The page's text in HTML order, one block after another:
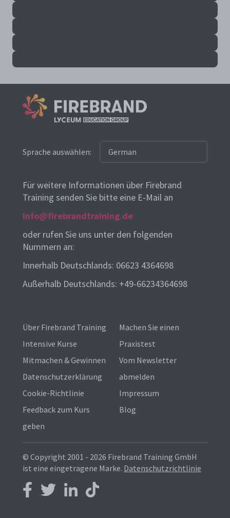
Sprache auswählen:
Für weitere Informationen über Firebrand
Training senden Sie bitte eine E-Mail an
info@firebrandtraining.de
oder rufen Sie uns unter den folgenden
Nummern an:
Innerhalb Deutschlands: 06623 4364698
Außerhalb Deutschlands: +49-66234364698
Über Firebrand Training
Intensive Kurse
Mitmachen & Gewinnen
Datenschutzerklärung
Cookie-Richtlinie
Feedback zum Kurs
geben
Machen Sie einen
Praxistest
Vom Newsletter
abmelden
Impressum
Blog
© Copyright 2001 - 2026 Firebrand Training GmbH
ist eine eingetragene Marke. Datenschutzrichtlinie